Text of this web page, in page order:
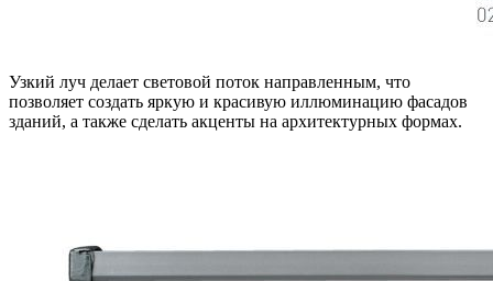
Узкий луч делает световой поток направленным, что
позволяет создать яркую и красивую иллюминацию фасадов
зданий, а также сделать акценты на архитектурных формах.